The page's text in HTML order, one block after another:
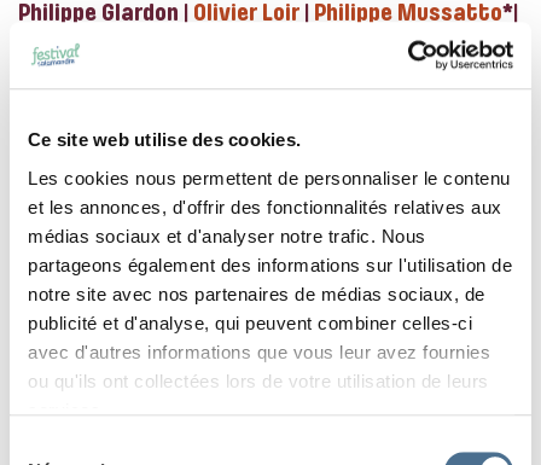
Ce site web utilise des cookies.
Les cookies nous permettent de personnaliser le contenu
et les annonces, d'offrir des fonctionnalités relatives aux
médias sociaux et d'analyser notre trafic. Nous
partageons également des informations sur l'utilisation de
notre site avec nos partenaires de médias sociaux, de
publicité et d'analyse, qui peuvent combiner celles-ci
avec d'autres informations que vous leur avez fournies
ou qu'ils ont collectées lors de votre utilisation de leurs
Philippe Glardon | Olivier Loir Philippe Mussatto*|
Marcelle Panthère
Milena Vanoli|
Melissa Villani
GRAVURES, SCUPLTURES,
LINOGRAVURES ET ORIGAMIS
Yves Bilat|Jane Bosshard Quillerat |Muriel
Bourgeois * |Fanny Kopp* |Gaël Lavorel| Jean-
Yves Pirot et Tobias Salathé |Jonathan
Rebouillat* |Géraldine Van Boven